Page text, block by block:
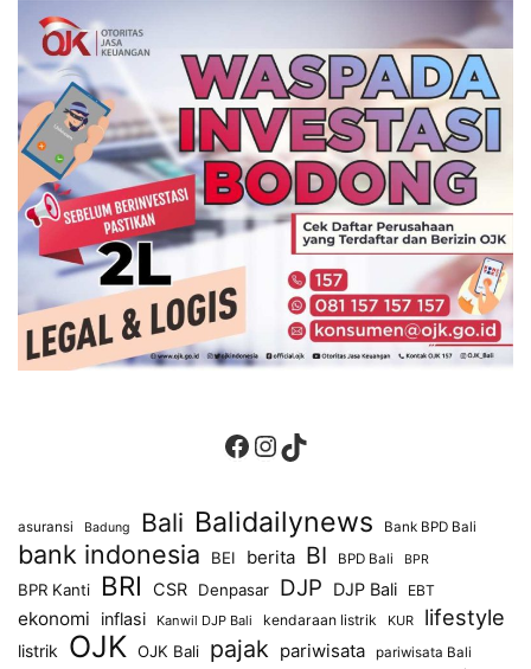
Facebook
Instagram
TikTok
asuransi Badung Bali Balidailynews Bank BPD Bali
bank indonesia BEI berita BI BPD Bali BPR
BPR Kanti BRI CSR Denpasar DJP DJP Bali EBT
ekonomi inflasi Kanwil DJP Bali kendaraan listrik KUR lifestyle
listrik OJK OJK Bali pajak pariwisata pariwisata Bali